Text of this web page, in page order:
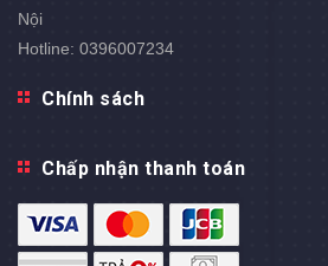
Nội
Hotline: 0396007234
Chính sách
Chấp nhận thanh toán